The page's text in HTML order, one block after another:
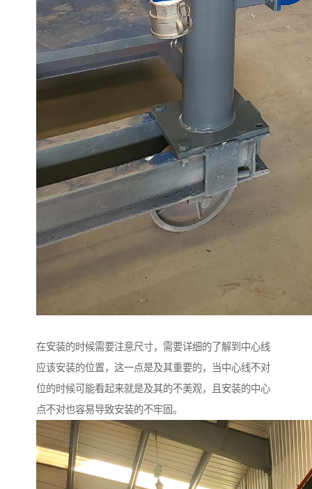
在安装的时候需要注意尺寸，需要详细的了解到中心线
应该安装的位置，这一点是及其重要的，当中心线不对
位的时候可能看起来就是及其的不美观，且安装的中心
点不对也容易导致安装的不牢固。